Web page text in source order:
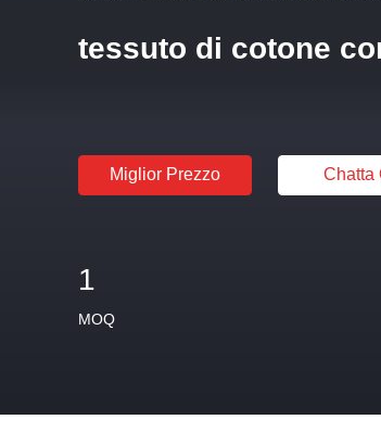
tessuto di cotone
Miglior Prezzo Chatta
1
MOQ